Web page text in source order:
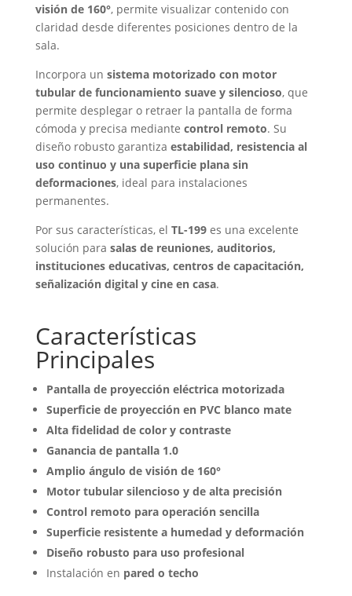
visión de 160°, permite visualizar contenido con
claridad desde diferentes posiciones dentro de la
sala.
Incorpora un sistema motorizado con motor
tubular de funcionamiento suave y silencioso, que
permite desplegar o retraer la pantalla de forma
cómoda y precisa mediante control remoto. Su
diseño robusto garantiza estabilidad, resistencia al
uso continuo y una superficie plana sin
deformaciones, ideal para instalaciones
permanentes.
Por sus características, el TL-199es una excelente
solución para salas de reuniones, auditorios,
instituciones educativas, centros de capacitación,
señalización digital y cine en casa.
Características
Principales
Pantalla de proyección eléctrica motorizada
Superficie de proyección en PVC blanco mate
Alta fidelidad de color y contraste
Ganancia de pantalla 1.0
Amplio ángulo de visión de 160°
Motor tubular silencioso y de alta precisión
Control remoto para operación sencilla
Superficie resistente a humedad y deformación
Diseño robusto para uso profesional
Instalación en pared o techo